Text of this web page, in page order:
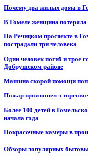
Почему два жилых дома в
В Гомеле женщина потеряла
На Речицком проспекте в
пострадали три человека
Один человек погиб и трое
Добрушском районе
Машина скорой помощи
Пожар произошел в
Более 100 детей в
начала года
Покрасочные камеры в
Обзоры популярных